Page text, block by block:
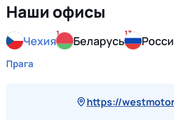
Наши офисы
Чехия
1
Беларусь
13
Прага
https://